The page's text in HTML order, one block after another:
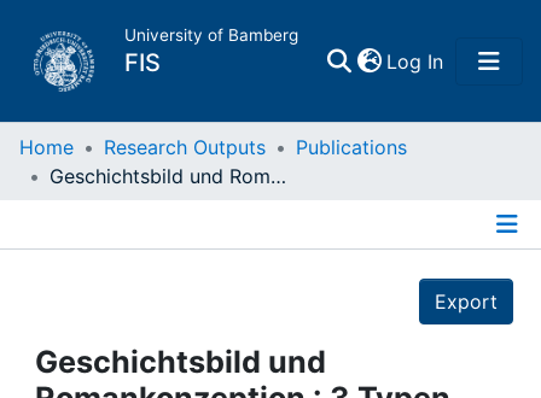
University of Bamberg
FIS Log In(current)
Home
Projects
Home Research Outputs
Publications
Geschichtsbild und Romankonzeption : 3 Typen des Geschichtsverstehens im Reflex der Form des englischen historischen Romans
Export
Geschichtsbild und